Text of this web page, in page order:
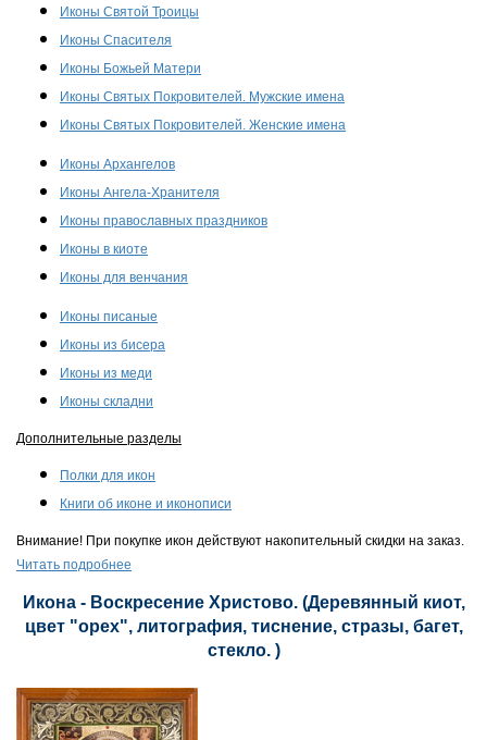
Иконы Святой Троицы
Иконы Спасителя
Иконы Божьей Матери
Иконы Святых Покровителей. Мужские имена
Иконы Святых Покровителей. Женские имена
Иконы Архангелов
Иконы Ангела-Хранителя
Иконы православных праздников
Иконы в киоте
Иконы для венчания
Иконы писаные
Иконы из бисера
Иконы из меди
Иконы складни
Дополнительные разделы
Полки для икон
Книги об иконе и иконописи
Внимание! При покупке икон действуют накопительный скидки на заказ.
Читать подробнее
Икона - Воскресение Христово. (Деревянный киот,
цвет "орех", литография, тиснение, стразы, багет,
стекло. )